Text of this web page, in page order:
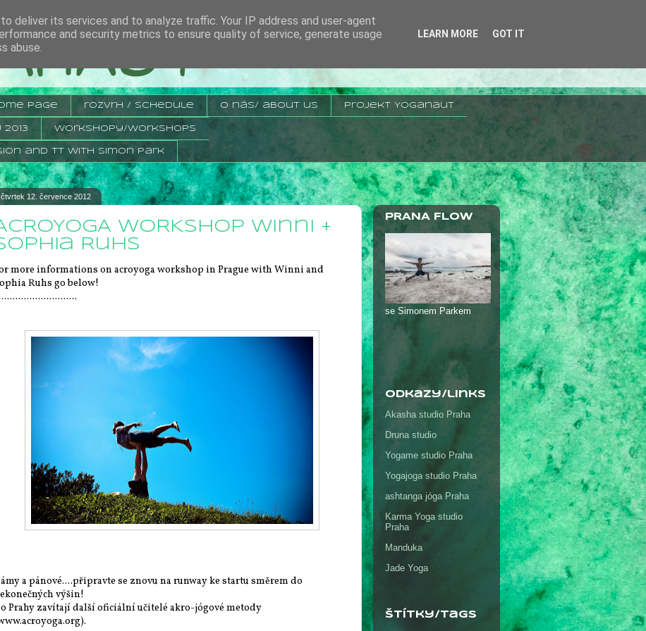
page rozvrh / schedule o nás/ about us projekt Yoganaut
workshopy/workshops
and TT with Simon Park
čtvrtek 12. července 2012
WORKSHOP Winni +
Ruhs
more informations on acroyoga workshop in Prague with Winni and
Ruhs go below!
a pánové....připravte se znovu na runway ke startu směrem do
výšin!
Prahy zavítají další oficiální učitelé akro-jógové metody
PRANA FLOW
se Simonem Parkem
odkazy/links
Akasha studio Praha
Druna studio
Yogame studio Praha
Yogajoga studio Praha
ashtanga jóga Praha
Karma Yoga studio
Praha
Manduka
Jade Yoga
štítky/tags
deliver its services and to analyze traffic. Your IP address and user-agent
and security metrics to ensure quality of service, generate usage
abuse.
LEARN MORE GOT IT